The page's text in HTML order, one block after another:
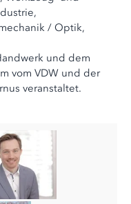
/ Optik,
und dem
vom VDW und der
veranstaltet.